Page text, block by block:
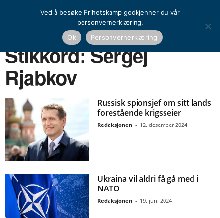
Sergej Rjabkov
Stikkord: Sergej
Rjabkov
Russisk spionsjef om sitt lands
forestående krigsseier
Redaksjonen - 12. desember 2024
Ukraina vil aldri få gå med i
NATO
Redaksjonen - 19. juni 2024
Ved å besøke Frihetskamp godkjenner du vår
personvernerklæring.
Ok
Personvernerklæring